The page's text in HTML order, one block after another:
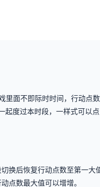
里面不即际时时间，行动点
起度过本时段，一样式可以点
换后恢复行动点数至第一大
点数最大值可以增增。